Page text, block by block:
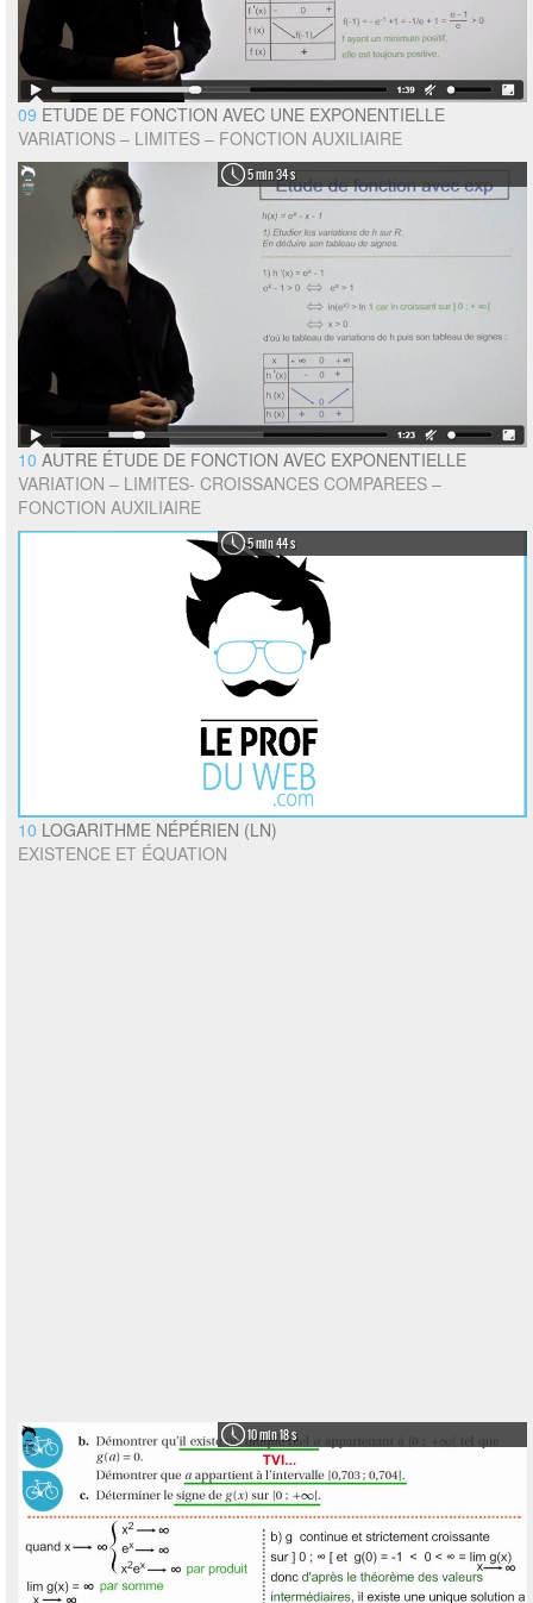
09 ETUDE DE FONCTION AVEC UNE EXPONENTIELLE
VARIATIONS – LIMITES – FONCTION AUXILIAIRE
5 min 34 s
10 AUTRE ÉTUDE DE FONCTION AVEC EXPONENTIELLE
VARIATION – LIMITES- CROISSANCES COMPAREES –
FONCTION AUXILIAIRE
5 min 44 s
10 LOGARITHME NÉPÉRIEN (LN)
EXISTENCE ET ÉQUATION
10 min 18 s